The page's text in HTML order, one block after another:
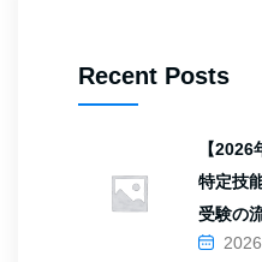
Recent Posts
【
特定技
受験の